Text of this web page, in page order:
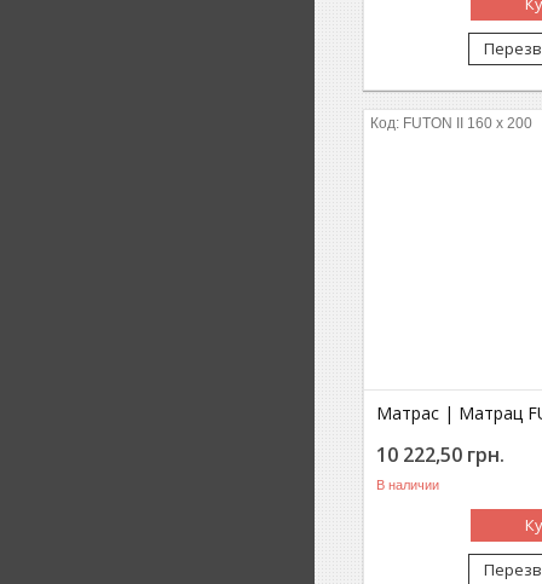
FUTON II 160 x 200
Матрас | Матрац
10 222,50 грн.
В наличии